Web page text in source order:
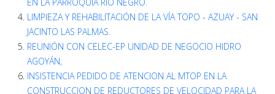
LIMPIEZA Y REHABILITACIÓN DE LA VÍA TOPO - AZUAY - SAN
JACINTO LAS PALMAS.
REUNIÓN CON CELEC-EP UNIDAD DE NEGOCIO HIDRO
AGOYÁN,
INSISTENCIA PEDIDO DE ATENCION AL MTOP EN LA
CONSTRUCCION DE REDUCTORES DE VELOCIDAD PARA LA